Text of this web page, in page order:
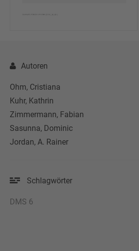
Autoren
Ohm, Cristiana
Kuhr, Kathrin
Zimmermann, Fabian
Sasunna, Dominic
Jordan, A. Rainer
Schlagwörter
DMS 6